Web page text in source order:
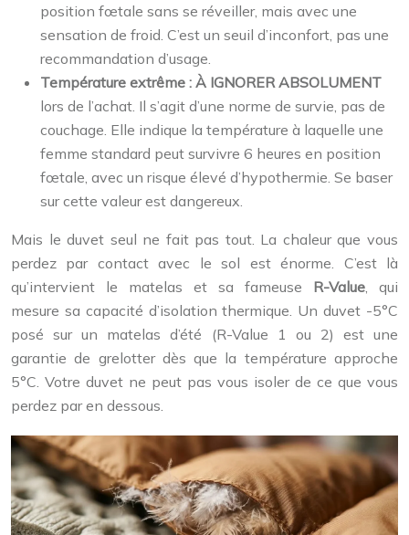
position fœtale sans se réveiller, mais avec une
sensation de froid. C’est un seuil d’inconfort, pas une
recommandation d’usage.
Température extrême : À IGNORER ABSOLUMENT
lors de l’achat. Il s’agit d’une norme de survie, pas de
couchage. Elle indique la température à laquelle une
femme standard peut survivre 6 heures en position
fœtale, avec un risque élevé d’hypothermie. Se baser
sur cette valeur est dangereux.
Mais le duvet seul ne fait pas tout. La chaleur que vous
perdez par contact avec le sol est énorme. C’est là
qu’intervient le matelas et sa fameuse R-Value , qui
mesure sa capacité d’isolation thermique. Un duvet -5°C
posé sur un matelas d’été (R-Value 1 ou 2) est une
garantie de grelotter dès que la température approche
5°C. Votre duvet ne peut pas vous isoler de ce que vous
perdez par en dessous.